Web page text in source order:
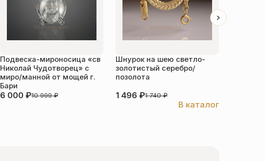
Подвеска-мироносица «св
Николай Чудотворец» с
миро/манной от мощей г.
Бари
6 000 ₽10 999₽
Шнурок на шею светло-
золотистый серебро/
позолота
1 496 ₽1 740₽
В каталог